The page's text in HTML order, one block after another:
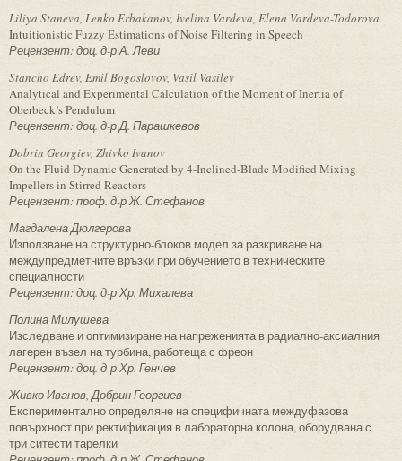
Liliya Staneva, Lenko Erbakanov, Ivelina Vardeva, Elena Vardeva-Todorova
Intuitionistic Fuzzy Estimations of Noise Filtering in Speech
Рецензент: доц. д-р А. Леви
Stancho Edrev, Emil Bogoslovov, Vasil Vasilev
Analytical and Experimental Calculation of the Moment of Inertia of
Oberbeck’s Pendulum
Рецензент: доц. д-р Д. Парашкевов
Dobrin Georgiev, Zhivko Ivanov
On the Fluid Dynamic Generated by 4-Inclined-Blade Modified Mixing
Impellers in Stirred Reactors
Рецензент: проф. д-р Ж. Стефанов
Магдалена Дюлгерова
Използване на структурно-блоков модел за разкриване на
междупредметните връзки при обучението в техническите
специалности
Рецензент: доц. д-р Хр. Михалева
Полина Милушева
Изследване и оптимизиране на напреженията в радиално-аксиалния
лагерен възел на турбина, работеща с фреон
Рецензент: доц. д-р Хр. Генчев
Живко Иванов, Добрин Георгиев
Експериментално определяне на специфичната междуфазова
повърхност при ректификация в лабораторна колона, оборудвана с
три ситести тарелки